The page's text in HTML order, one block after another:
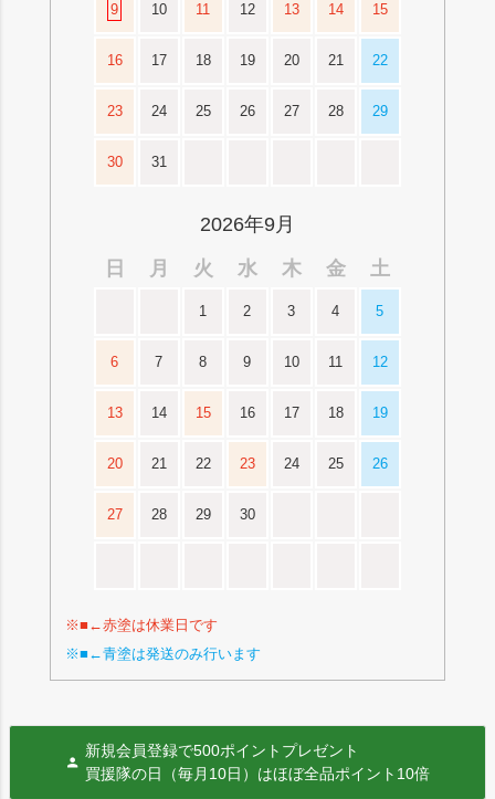
9 10 11 12 13 14 15
16 17 18 19 20 21 22
23 24 25 26 27 28 29
30 31
2026年9月
日
月 火 水 木 金 土
1 2 3 4 5
6 7 8 9 10 11 12
13 14 15 16 17 18 19
20 21 22 23 24 25 26
27 28 29 30
※■←赤塗は休業日です
※■←青塗は発送のみ行います
新規会員登録で500ポイントプレゼント
買援隊の日（毎月10日）はほぼ全品ポイント10倍